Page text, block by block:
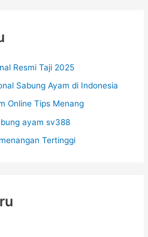
Resmi Taji 2025
Sabung Ayam di Indonesia
Online Tips Menang
ayam sv388
Tertinggi